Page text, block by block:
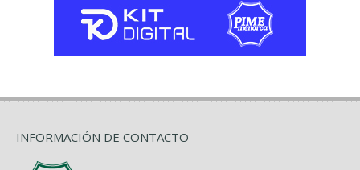
INFORMACIÓN DE CONTACTO